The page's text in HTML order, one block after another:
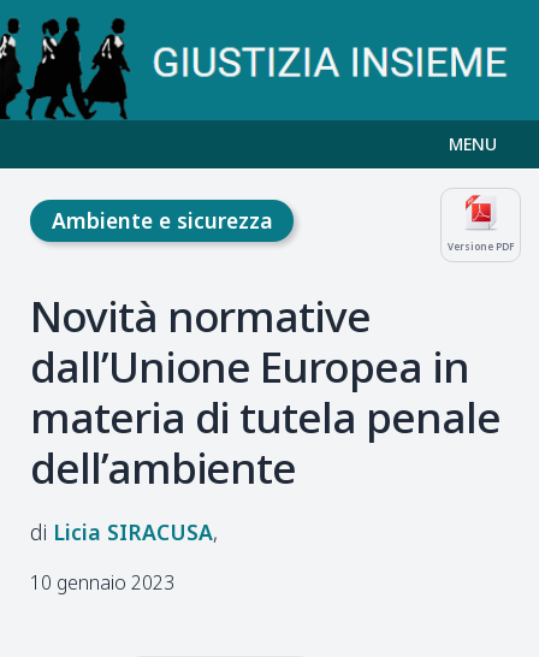
MENU
Versione PDF
Ambiente e sicurezza
Novità normative
dall’Unione Europea in
materia di tutela penale
dell’ambiente
Licia SIRACUSA
10 gennaio 2023